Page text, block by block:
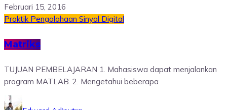
Februari 15, 2016
Praktik Pengolahaan Sinyal Digital
Matriks
TUJUAN PEMBELAJARAN 1. Mahasiswa dapat menjalankan
program MATLAB. 2. Mengetahui beberapa